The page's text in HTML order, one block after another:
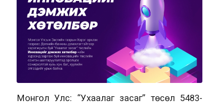
Монгол Улс: “Ухаалаг засаг” төсөл 5483-